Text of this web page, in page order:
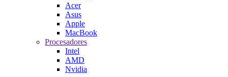
Acer
Asus
Apple
MacBook
Procesadores
Intel
AMD
Nvidia